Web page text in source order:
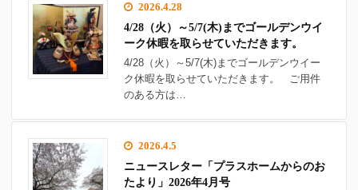
2026.4.28
4/28（火）～5/7(木)までゴールデンウイ
ーク休暇を取らせていただきます。
4/28（火）～5/7(木)までゴールデンウイー
ク休暇を取らせていただきます。 ご用件
のある方は…
2026.4.5
ニュースレター「プラスホームからのお
たより」2026年4月号